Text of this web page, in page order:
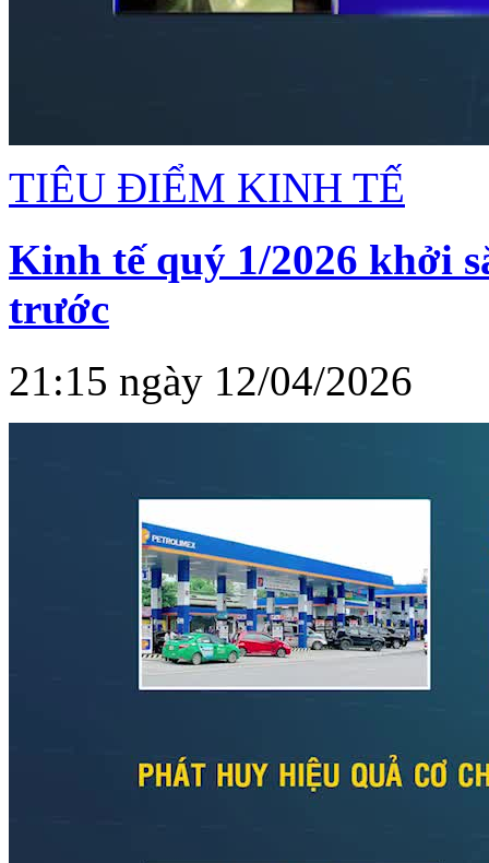
TIÊU ĐIỂM KINH TẾ
Kinh tế quý 1/2026 khởi
trước
21:15 ngày 12/04/2026